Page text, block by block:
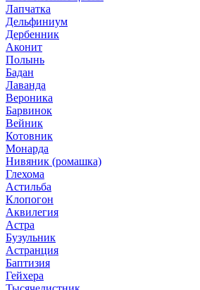
Лапчатка
Дельфиниум
Дербенник
Аконит
Полынь
Бадан
Лаванда
Вероника
Барвинок
Вейник
Котовник
Монарда
Нивяник (ромашка)
Глехома
Астильба
Клопогон
Аквилегия
Астра
Бузульник
Астранция
Баптизия
Гейхера